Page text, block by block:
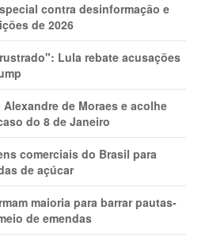
contra desinformação e
de 2026
Lula rebate acusações
de Moraes e acolhe
do 8 de Janeiro
comerciais do Brasil para
de açúcar
maioria para barrar pautas-
de emendas